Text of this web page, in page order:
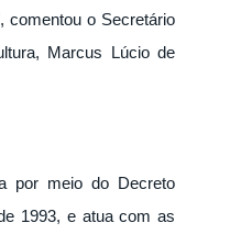
comentou o Secretário
Marcus Lúcio de
por meio do Decreto
1993, e atua com as